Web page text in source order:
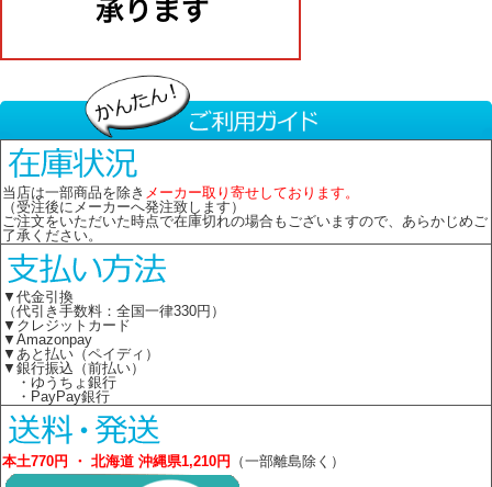
当店は一部商品を除き メーカー取り寄せしております。
（受注後にメーカーへ発注致します）
ご注文をいただいた時点で在庫切れの場合もございますので、あらかじめご
了承ください。
▼代金引換
（代引き手数料：全国一律330円）
▼クレジットカード
▼Amazonpay
▼あと払い（ペイディ）
▼銀行振込（前払い）
・ゆうちょ銀行
・PayPay銀行
本土770円 ・ 北海道 沖縄県1,210円 （一部離島除く）